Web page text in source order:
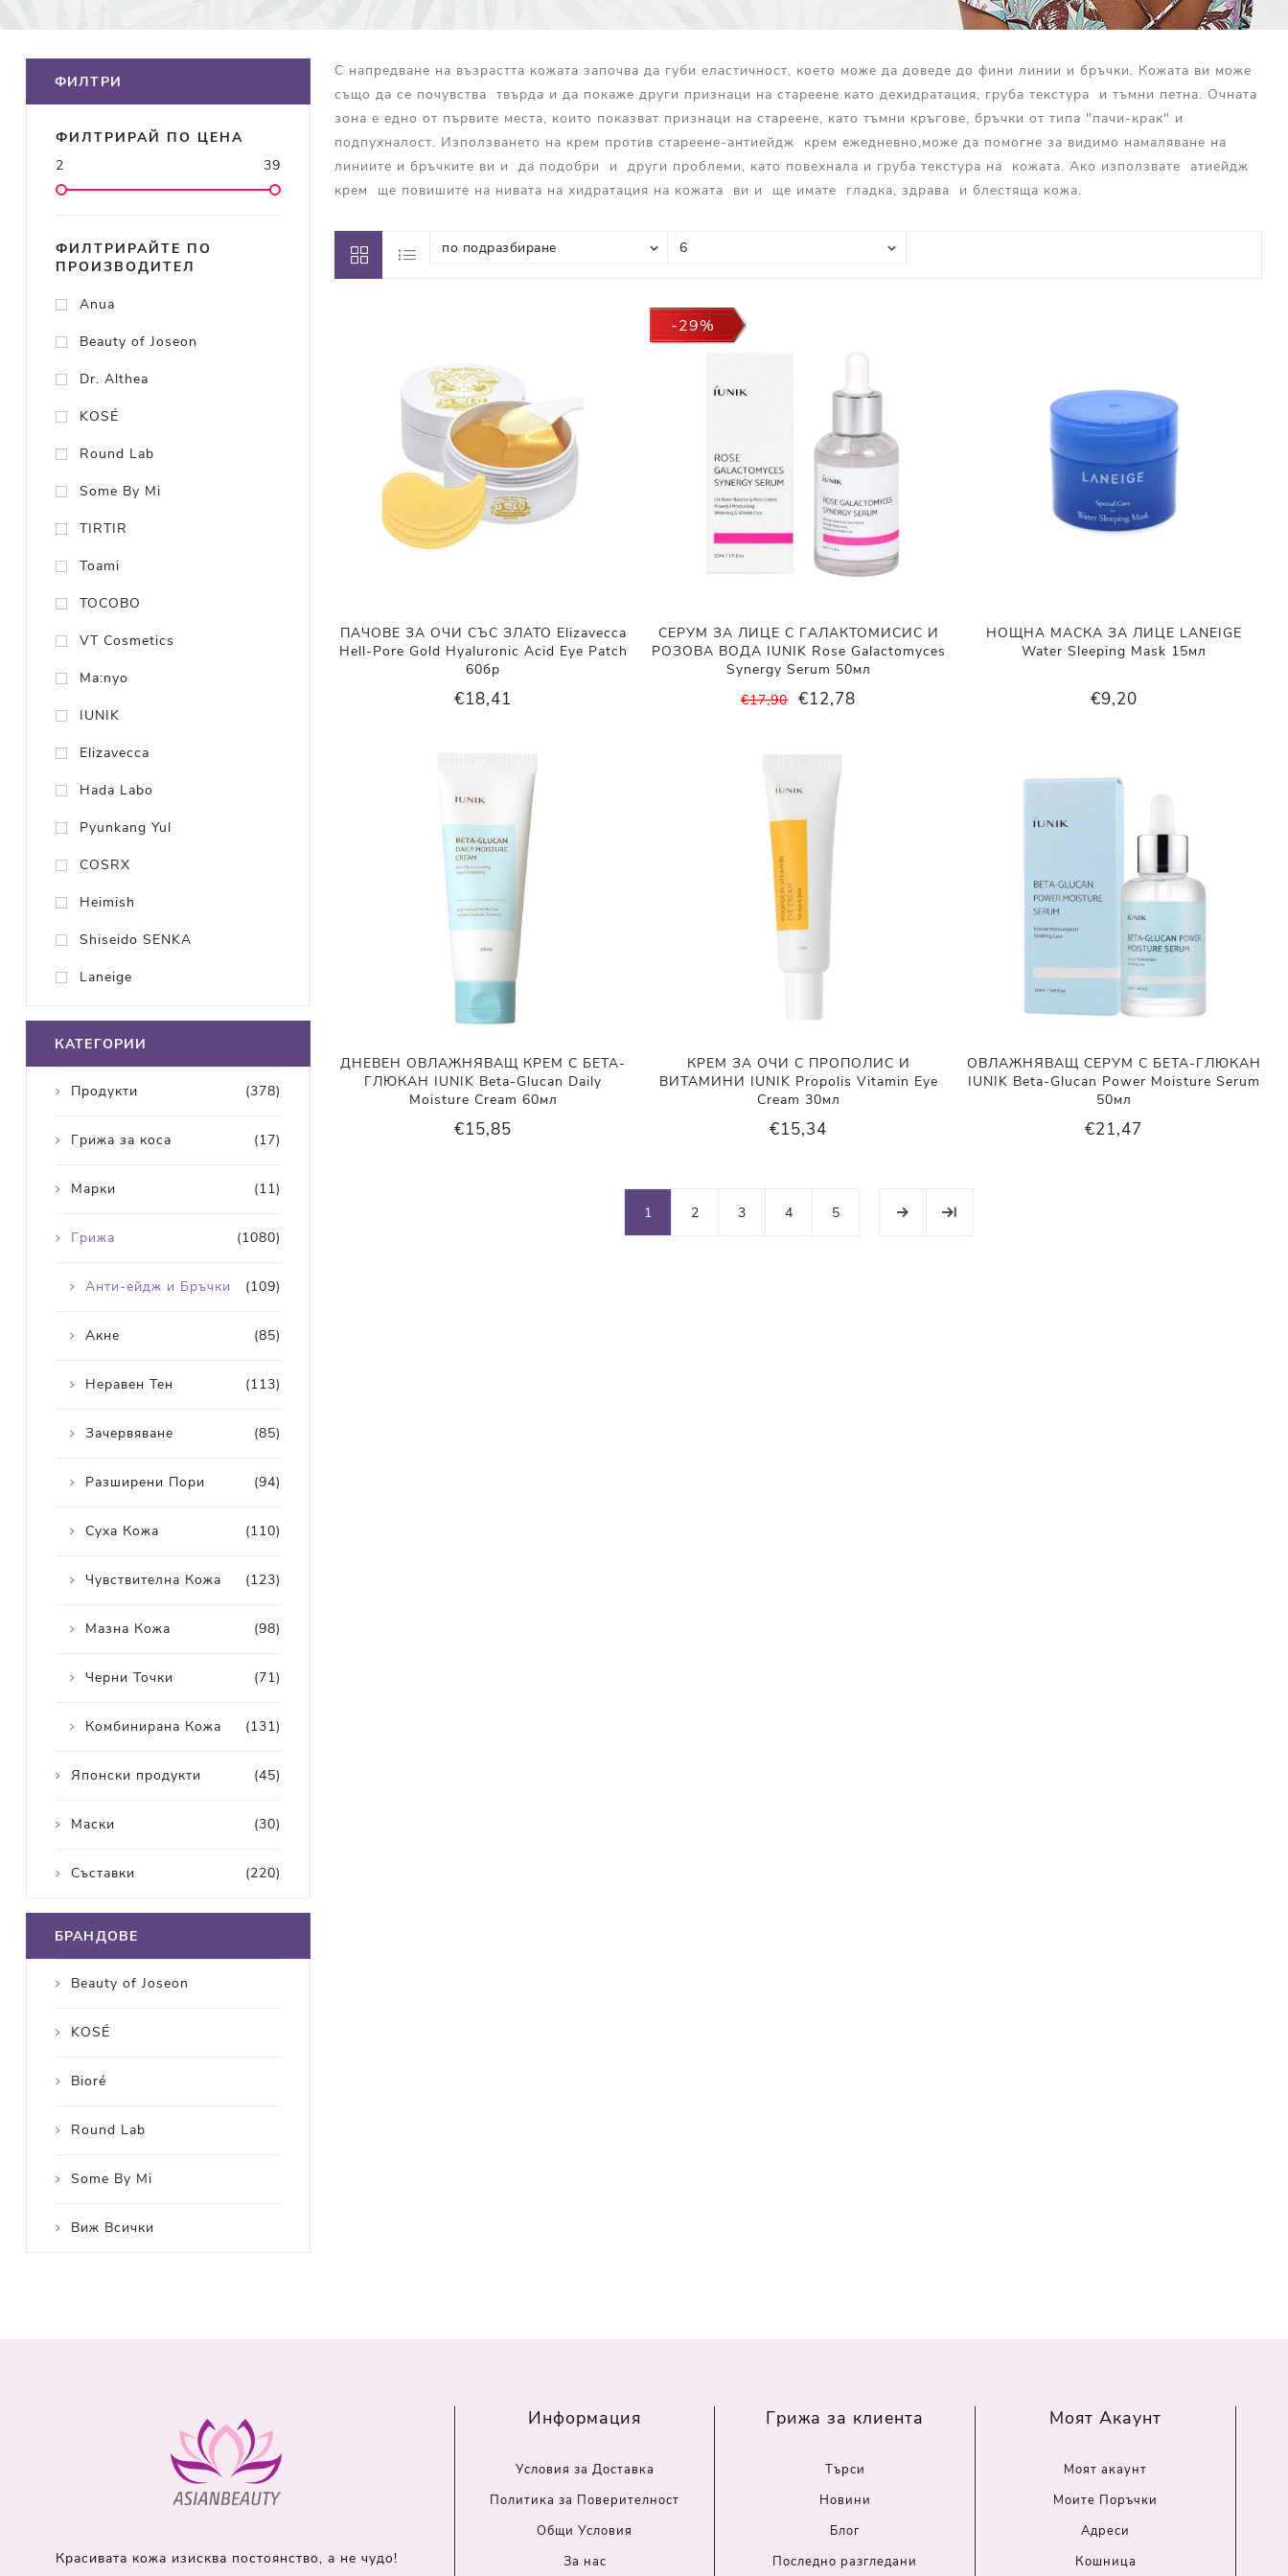
Витамин Е
Муцин от Охлюв
Ретинол
С напредване на възрастта кожата започва да губи еластичност, което може да доведе до фини линии и бръчки. Кожата ви може
също да се почувства твърда и да покаже други признаци на стареене като дехидратация, груба текстура и тъмни петна. Очната
зона е едно от първите места, които показват признаци на стареене, като тъмни кръгове, бръчки от типа "пачи-крак" и
подпухналост. Използването на крем против стареене-антиейдж крем ежедневно,може да помогне за видимо намаляване на
линиите и бръчките ви и да подобри и други проблеми, като повехнала и груба текстура на кожата. Ако използвате атиейдж
крем ще повишите на нивата на хидратация на кожата ви и ще имате гладка, здрава и блестяща кожа.
ПАЧОВЕ ЗА ОЧИ СЪС ЗЛАТО Elizavecca
Hell-Pore Gold Hyaluronic Acid Eye Patch
60бр
€18,41
-29%
СЕРУМ ЗА ЛИЦЕ С ГАЛАКТОМИСИС И
РОЗОВА ВОДА IUNIK Rose Galactomyces
Synergy Serum 50мл
€17,90 €12,78
НОЩНА МАСКА ЗА ЛИЦЕ LANEIGE
Water Sleeping Mask 15мл
€9,20
ДНЕВЕН ОВЛАЖНЯВАЩ КРЕМ С БЕТА-
ГЛЮКАН IUNIK Beta-Glucan Daily
Moisture Cream 60мл
€15,85
КРЕМ ЗА ОЧИ С ПРОПОЛИС И
ВИТАМИНИ IUNIK Propolis Vitamin Eye
Cream 30мл
€15,34
ОВЛАЖНЯВАЩ СЕРУМ С БЕТА-ГЛЮКАН
IUNIK Beta-Glucan Power Moisture Serum
50мл
€21,47
1 2 3 4 5
ФИЛТРИ
ФИЛТРИРАЙ ПО ЦЕНА
2
39
ФИЛТРИРАЙТЕ ПО
ПРОИЗВОДИТЕЛ
Anua
Beauty of Joseon
Dr. Althea
KOSÉ
Round Lab
Some By Mi
TIRTIR
Toami
TOCOBO
VT Cosmetics
Ma:nyo
IUNIK
Elizavecca
Hada Labo
Pyunkang Yul
COSRX
Heimish
Shiseido SENKA
Laneige
КАТЕГОРИИ
(378)
Продукти
(17)
Грижа за коса
(11)
Марки
(1080)
Грижа
(109)
Анти-ейдж и Бръчки
(85)
Акне
(113)
Неравен Тен
(85)
Зачервяване
(94)
Разширени Пори
(110)
Суха Кожа
(123)
Чувствителна Кожа
(98)
Мазна Кожа
(71)
Черни Точки
(131)
Комбинирана Кожа
(45)
Японски продукти
(30)
Маски
(220)
Съставки
БРАНДОВЕ
Beauty of Joseon
KOSÉ
Bioré
Round Lab
Some By Mi
Виж Всички
Красивата кожа изисква постоянство, а не чудо!
Информация
Условия за Доставка
Политика за Поверителност
Общи Условия
За нас
Грижа за клиента
Търси
Новини
Блог
Последно разгледани
Моят Акаунт
Моят акаунт
Моите Поръчки
Адреси
Кошница